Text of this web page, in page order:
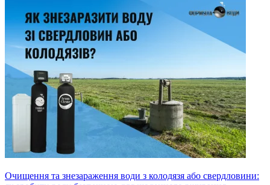
Очищення та знезараження води з колодязя або свердловини: